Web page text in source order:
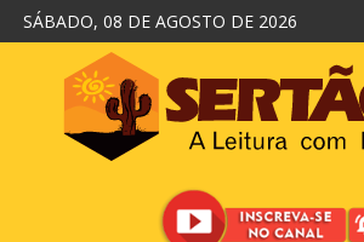
SÁBADO, 08 DE AGOSTO DE 2026